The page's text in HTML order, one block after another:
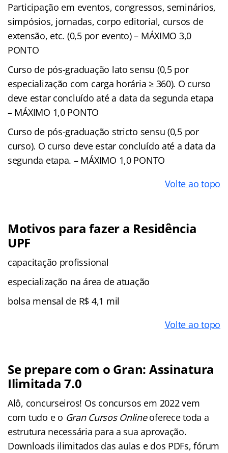
Participação em eventos, congressos, seminários,
simpósios, jornadas, corpo editorial, cursos de
extensão, etc. (0,5 por evento) – MÁXIMO 3,0
PONTO
Curso de pós-graduação lato sensu (0,5 por
especialização com carga horária ≥ 360). O curso
deve estar concluído até a data da segunda etapa
– MÁXIMO 1,0 PONTO
Curso de pós-graduação stricto sensu (0,5 por
curso). O curso deve estar concluído até a data da
segunda etapa. – MÁXIMO 1,0 PONTO
Volte ao topo
Motivos para fazer a Residência
UPF
capacitação profissional
especialização na área de atuação
bolsa mensal de R$ 4,1 mil
Volte ao topo
Se prepare com o Gran: Assinatura
Ilimitada 7.0
Alô, concurseiros! Os concursos em 2022 vem
com tudo e o Gran Cursos Onlineoferece toda a
estrutura necessária para a sua aprovação.
Downloads ilimitados das aulas e dos PDFs, fórum